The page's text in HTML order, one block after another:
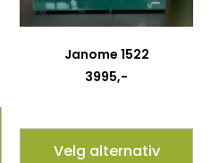
Janome 1522
3995,-
Velg alternativ